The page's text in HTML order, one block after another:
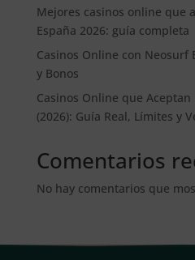
Mejores casinos online que
España 2026: guía completa
Casinos Online con Neosurf
y Bonos
Casinos Online que
(2026): Guía Real, Límites y
Comentarios
No hay comentarios que